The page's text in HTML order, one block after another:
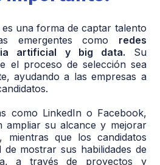
es una forma de captar talento
emergentes como redes
artificial y big data. Su
el proceso de selección sea
ayudando a las empresas a
como LinkedIn o Facebook,
ampliar su alcance y mejorar
mientras que los candidatos
mostrar sus habilidades de
a través de proyectos y